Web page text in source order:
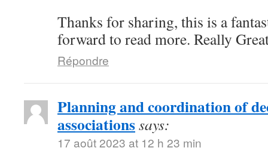
Thanks for sharing, this is a
forward to read more. Really
Répondre
Planning and coordination of
associationssays:
17 août 2023 at 12 h 23 min